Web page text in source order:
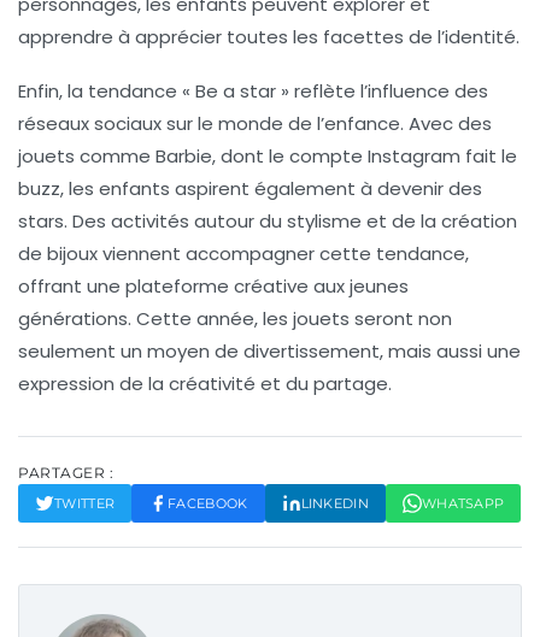
apprendre à apprécier toutes les facettes de l’identité.
Enfin, la tendance « Be a star » reflète l’influence des
réseaux sociaux sur le monde de l’enfance. Avec des
jouets comme Barbie, dont le compte Instagram fait le
buzz, les enfants aspirent également à devenir des
stars. Des activités autour du stylisme et de la création
de bijoux viennent accompagner cette tendance,
offrant une plateforme créative aux jeunes
générations. Cette année, les jouets seront non
seulement un moyen de divertissement, mais aussi une
expression de la créativité et du partage.
PARTAGER :
TWITTER FACEBOOK LINKEDIN WHATSAPP